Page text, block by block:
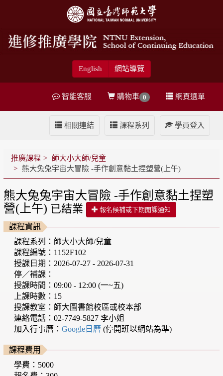
English 網站導覽
網頁選單
購物車 0
智能客服
學員登入
課程系列
相關連結
推廣課程
師大小大師/兒童
熊大兔兔宇宙大冒險 -手作創意黏土捏塑營(上午)
熊大兔兔宇宙大冒險 -手作創意黏土捏塑
營(上午) 已結業 報名候補或下期開課通知
課程資訊
課程系列：師大小大師/兒童
課程編號：1152F102
授課日期：2026-07-27 - 2026-07-31
停／補課：
授課時間：09:00 - 12:00 (一~五)
上課時數：15
授課教室：師大圖書館校區或校本部
連絡電話：02-7749-5827 李小姐
加入行事曆：Google日曆(停開班以網站為準)
課程費用
學費：5000